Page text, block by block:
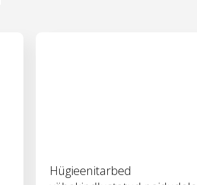
Hügieenitarbed